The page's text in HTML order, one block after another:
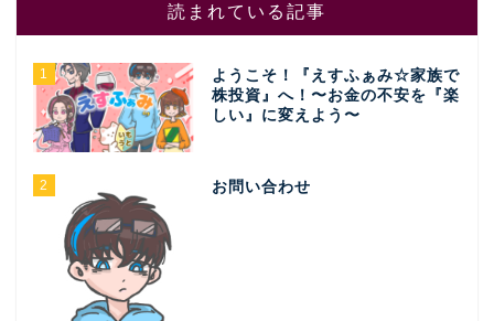
読まれている記事
1
ようこそ！『えすふぁみ☆家族で
株投資』へ！〜お金の不安を『楽
しい』に変えよう〜
2 お問い合わせ